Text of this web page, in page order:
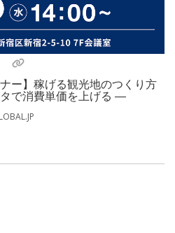
ー】稼げる観光地のつくり方
で消費単価を上げる ―